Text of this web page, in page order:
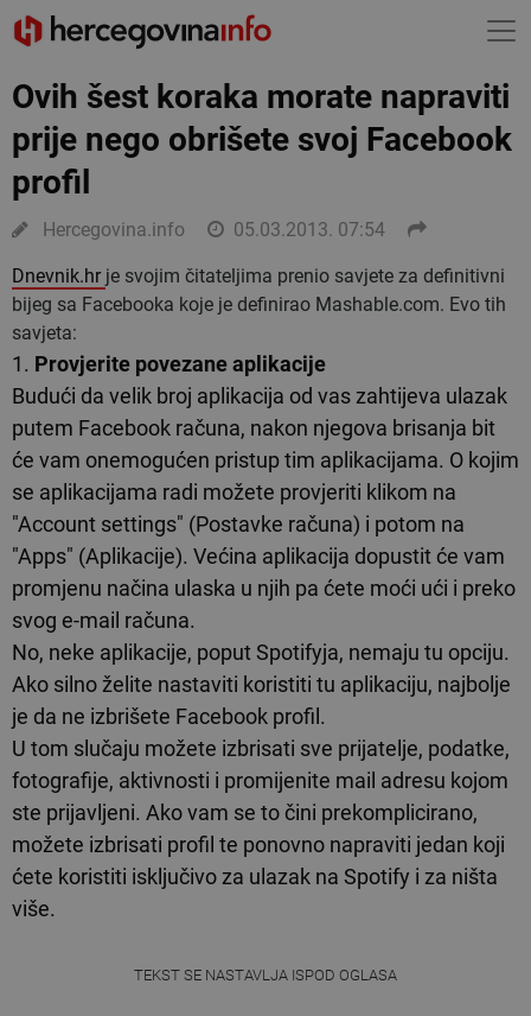
Ovih šest koraka morate napraviti
prije nego obrišete svoj Facebook
profil
Hercegovina.info 05.03.2013. 07:54
Dnevnik.hr je svojim čitateljima prenio savjete za definitivni
bijeg sa Facebooka koje je definirao Mashable.com. Evo tih
savjeta:
1. Provjerite povezane aplikacije
Budući da velik broj aplikacija od vas zahtijeva ulazak
putem Facebook računa, nakon njegova brisanja bit
će vam onemogućen pristup tim aplikacijama. O kojim
se aplikacijama radi možete provjeriti klikom na
"Account settings" (Postavke računa) i potom na
"Apps" (Aplikacije). Većina aplikacija dopustit će vam
promjenu načina ulaska u njih pa ćete moći ući i preko
svog e-mail računa.
No, neke aplikacije, poput Spotifyja, nemaju tu opciju.
Ako silno želite nastaviti koristiti tu aplikaciju, najbolje
je da ne izbrišete Facebook profil.
U tom slučaju možete izbrisati sve prijatelje, podatke,
fotografije, aktivnosti i promijenite mail adresu kojom
ste prijavljeni. Ako vam se to čini prekomplicirano,
možete izbrisati profil te ponovno napraviti jedan koji
ćete koristiti isključivo za ulazak na Spotify i za ništa
više.
TEKST SE NASTAVLJA ISPOD OGLASA